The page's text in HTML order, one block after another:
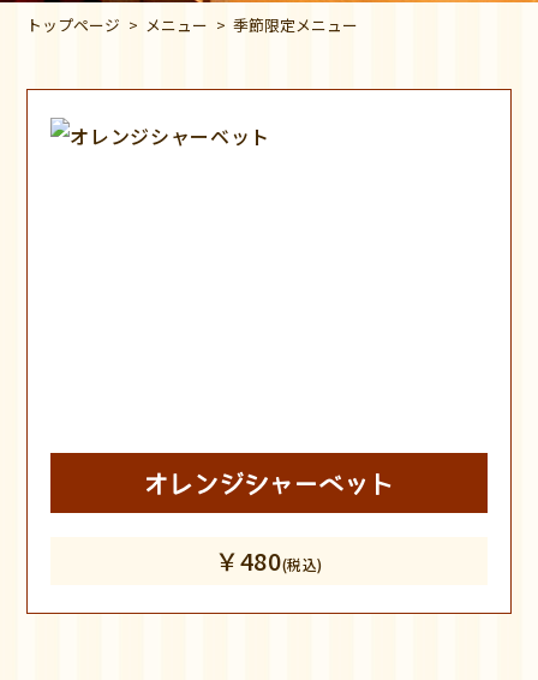
トップページ メニュー 季節限定メニュー
オレンジシャーベット
￥480(税込)